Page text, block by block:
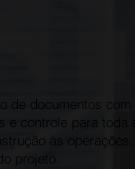
de documentos com a
controle para toda a
às operações.
projeto.